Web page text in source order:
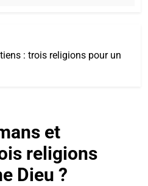
: trois religions pour un
et
religions
Dieu ?